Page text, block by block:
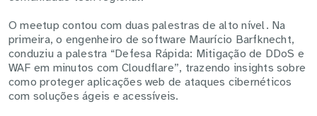
O meetup contou com duas palestras de alto nível. Na
primeira, o engenheiro de software Maurício Barfknecht,
conduziu a palestra “Defesa Rápida: Mitigação de DDoS e
WAF em minutos com Cloudflare”, trazendo insights sobre
como proteger aplicações web de ataques cibernéticos
com soluções ágeis e acessíveis.